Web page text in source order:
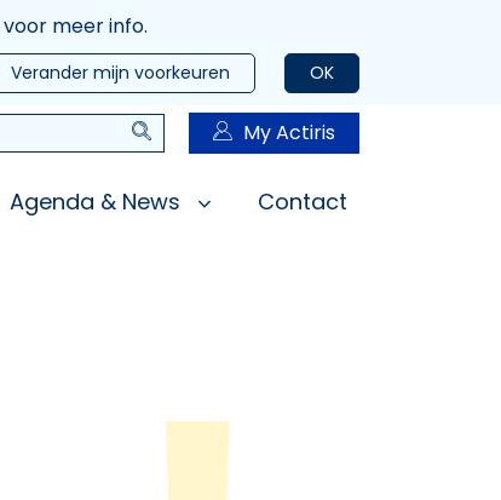
voor meer info.
OK
Verander mijn voorkeuren
Zoeken My Actiris
Agenda & News Contact